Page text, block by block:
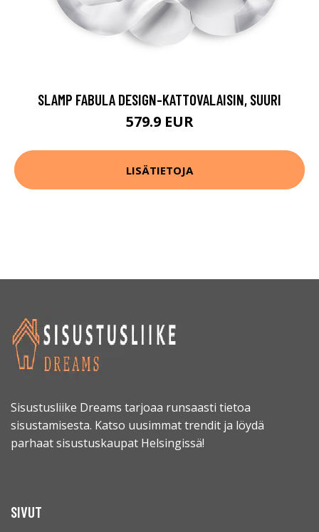
SLAMP FABULA DESIGN-KATTOVALAISIN, SUURI
579.9 EUR
LISÄTIETOJA
Sisustusliike Dreams tarjoaa runsaasti tietoa
sisustamisesta. Katso uusimmat trendit ja löydä
parhaat sisustuskaupat Helsingissä!
SIVUT